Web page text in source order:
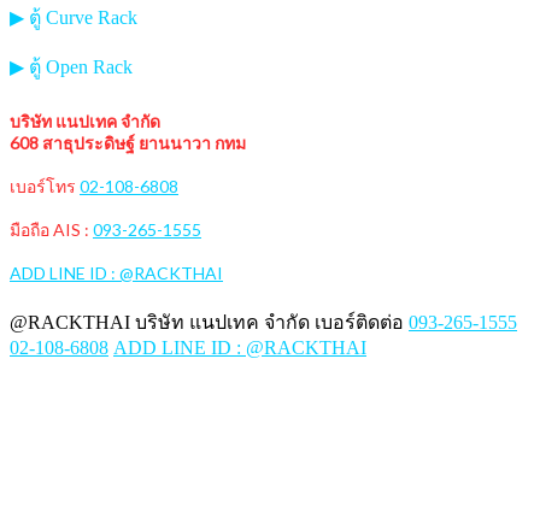
▶ ตู้ Curve Rack
▶ ตู้ Open Rack
บริษัท แนปเทค จำกัด
608 สาธุประดิษฐ์ ยานนาวา กทม
เบอร์โทร 02-108-6808
มือถือ AIS : 093-265-1555
ADD LINE ID : @RACKTHAI
@RACKTHAI บริษัท แนปเทค จำกัด เบอร์ติดต่อ 093-265-1555
02-108-6808 ADD LINE ID : @RACKTHAI